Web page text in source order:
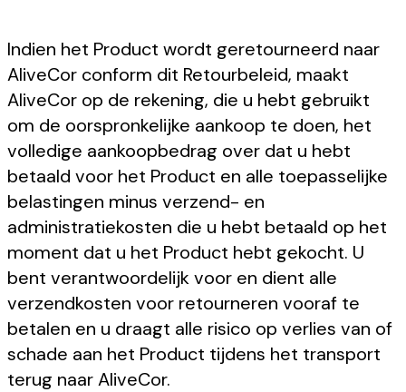
Indien het Product wordt geretourneerd naar
AliveCor conform dit Retourbeleid, maakt
AliveCor op de rekening, die u hebt gebruikt
om de oorspronkelijke aankoop te doen, het
volledige aankoopbedrag over dat u hebt
betaald voor het Product en alle toepasselijke
belastingen minus verzend- en
administratiekosten die u hebt betaald op het
moment dat u het Product hebt gekocht. U
bent verantwoordelijk voor en dient alle
verzendkosten voor retourneren vooraf te
betalen en u draagt alle risico op verlies van of
schade aan het Product tijdens het transport
terug naar AliveCor.